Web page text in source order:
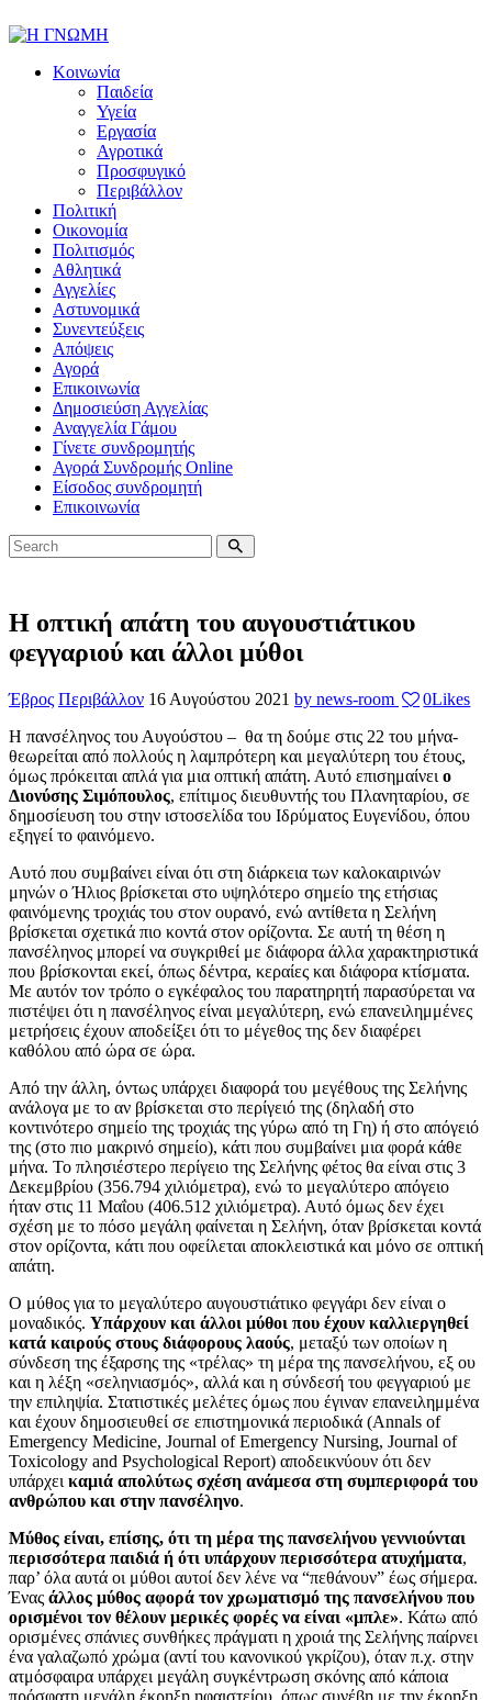
Κοινωνία
Παιδεία
Υγεία
Εργασία
Αγροτικά
Προσφυγικό
Περιβάλλον
Πολιτική
Οικονομία
Πολιτισμός
Αθλητικά
Αγγελίες
Αστυνομικά
Συνεντεύξεις
Απόψεις
Αγορά
Επικοινωνία
Δημοσιεύση Αγγελίας
Αναγγελία Γάμου
Γίνετε συνδρομητής
Αγορά Συνδρομής Online
Είσοδος συνδρομητή
Επικοινωνία
Η οπτική απάτη του αυγουστιάτικου
φεγγαριού και άλλοι μύθοι
Έβρος Περιβάλλον 16 Αυγούστου 2021 by news-room 0Likes
Η πανσέληνος του Αυγούστου – θα τη δούμε στις 22 του μήνα-
θεωρείται από πολλούς η λαμπρότερη και μεγαλύτερη του έτους,
όμως πρόκειται απλά για μια οπτική απάτη. Αυτό επισημαίνει ο
Διονύσης Σιμόπουλος, επίτιμος διευθυντής του Πλανηταρίου, σε
δημοσίευση του στην ιστοσελίδα του Ιδρύματος Ευγενίδου, όπου
εξηγεί το φαινόμενο.
Αυτό που συμβαίνει είναι ότι στη διάρκεια των καλοκαιρινών
μηνών ο Ήλιος βρίσκεται στο υψηλότερο σημείο της ετήσιας
φαινόμενης τροχιάς του στον ουρανό, ενώ αντίθετα η Σελήνη
βρίσκεται σχετικά πιο κοντά στον ορίζοντα. Σε αυτή τη θέση η
πανσέληνος μπορεί να συγκριθεί με διάφορα άλλα χαρακτηριστικά
που βρίσκονται εκεί, όπως δέντρα, κεραίες και διάφορα κτίσματα.
Με αυτόν τον τρόπο ο εγκέφαλος του παρατηρητή παρασύρεται να
πιστέψει ότι η πανσέληνος είναι μεγαλύτερη, ενώ επανειλημμένες
μετρήσεις έχουν αποδείξει ότι το μέγεθος της δεν διαφέρει
καθόλου από ώρα σε ώρα.
Από την άλλη, όντως υπάρχει διαφορά του μεγέθους της Σελήνης
ανάλογα με το αν βρίσκεται στο περίγειό της (δηλαδή στο
κοντινότερο σημείο της τροχιάς της γύρω από τη Γη) ή στο απόγειό
της (στο πιο μακρινό σημείο), κάτι που συμβαίνει μια φορά κάθε
μήνα. Το πλησιέστερο περίγειο της Σελήνης φέτος θα είναι στις 3
Δεκεμβρίου (356.794 χιλιόμετρα), ενώ το μεγαλύτερο απόγειο
ήταν στις 11 Μαΐου (406.512 χιλιόμετρα). Αυτό όμως δεν έχει
σχέση με το πόσο μεγάλη φαίνεται η Σελήνη, όταν βρίσκεται κοντά
στον ορίζοντα, κάτι που οφείλεται αποκλειστικά και μόνο σε οπτική
απάτη.
Ο μύθος για το μεγαλύτερο αυγουστιάτικο φεγγάρι δεν είναι ο
μοναδικός. Υπάρχουν και άλλοι μύθοι που έχουν καλλιεργηθεί
κατά καιρούς στους διάφορους λαούς, μεταξύ των οποίων η
σύνδεση της έξαρσης της «τρέλας» τη μέρα της πανσελήνου, εξ ου
και η λέξη «σεληνιασμός», αλλά και η σύνδεσή του φεγγαριού με
την επιληψία. Στατιστικές μελέτες όμως που έγιναν επανειλημμένα
και έχουν δημοσιευθεί σε επιστημονικά περιοδικά (Annals of
Emergency Medicine, Journal of Emergency Nursing, Journal of
Toxicology and Psychological Report) αποδεικνύουν ότι δεν
υπάρχει καμιά απολύτως σχέση ανάμεσα στη συμπεριφορά του
ανθρώπου και στην πανσέληνο.
Μύθος είναι, επίσης, ότι τη μέρα της πανσελήνου γεννιούνται
περισσότερα παιδιά ή ότι υπάρχουν περισσότερα ατυχήματα,
παρ’ όλα αυτά οι μύθοι αυτοί δεν λένε να “πεθάνουν” έως σήμερα.
Ένας άλλος μύθος αφορά τον χρωματισμό της πανσελήνου που
ορισμένοι τον θέλουν μερικές φορές να είναι «μπλε». Κάτω από
ορισμένες σπάνιες συνθήκες πράγματι η χροιά της Σελήνης παίρνει
ένα γαλαζωπό χρώμα (αντί του κανονικού γκρίζου), όταν π.χ. στην
ατμόσφαιρα υπάρχει μεγάλη συγκέντρωση σκόνης από κάποια
πρόσφατη μεγάλη έκρηξη ηφαιστείου, όπως συνέβη με την έκρηξη